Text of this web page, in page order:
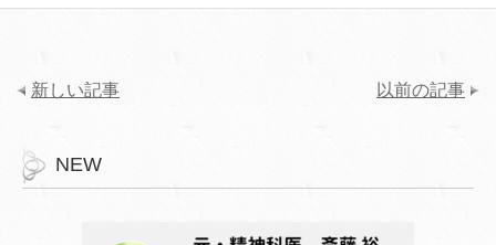
以前の記事
新しい記事
NEW